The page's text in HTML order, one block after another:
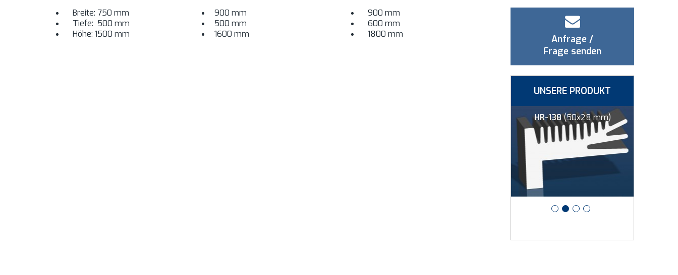
Breite: 750 mm
Tiefe: 500 mm
Höhe: 1500 mm
900 mm
500 mm
1600 mm
900 mm
600 mm
1800 mm
Anfrage /
Frage senden
UNSERE PRODUKT
HR-138(50x28 mm)